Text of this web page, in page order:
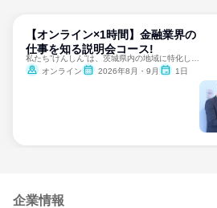
【オンライン×1時間】金融業界の
仕事を知る説明会コース!
オンライン
2026年8月・9月 1日
企業情報